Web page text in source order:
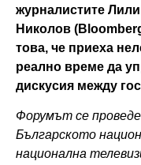
журналистите
Николов (
това, че приеха
реално време да
дискусия между
Форумът се
Българското
национална